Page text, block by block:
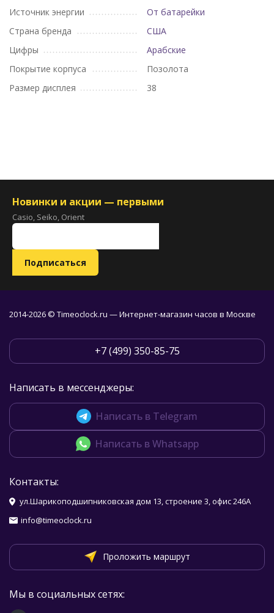
Источник энергии
От батарейки
Страна бренда
США
Цифры
Арабские
Покрытие корпуса
Позолота
Размер дисплея
38
Новинки и акции — первыми
Casio, Seiko, Orient
2014-2026 © Timeoclock.ru — Интернет-магазин часов в Москве
+7 (499) 350-85-75
Написать в мессенджеры:
Написать в Telegram
Написать в Whatsapp
Контакты:
ул.Шарикоподшипниковская дом 13, строение 3, офис 246А
info@timeoclock.ru
Проложить маршрут
Мы в социальных сетях: